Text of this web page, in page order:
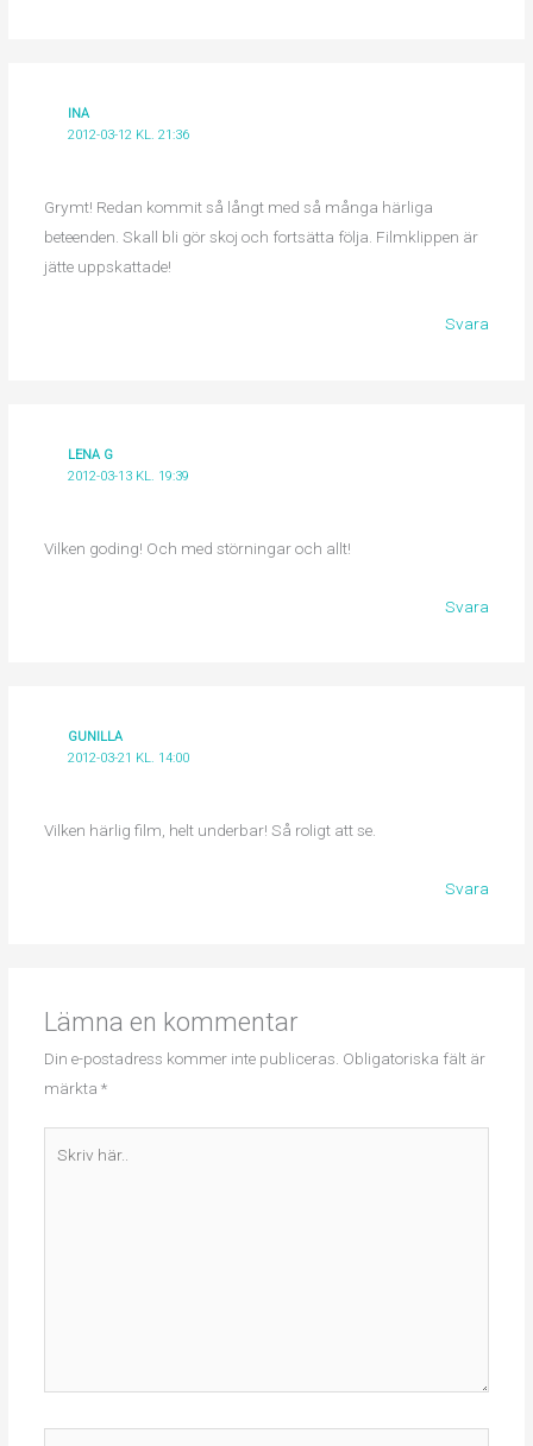
INA
2012-03-12 KL. 21:36
Grymt! Redan kommit så långt med så många härliga
beteenden. Skall bli gör skoj och fortsätta följa. Filmklippen är
jätte uppskattade!
Svara
LENA G
2012-03-13 KL. 19:39
Vilken goding! Och med störningar och allt!
Svara
GUNILLA
2012-03-21 KL. 14:00
Vilken härlig film, helt underbar! Så roligt att se.
Svara
Lämna en kommentar
Din e-postadress kommer inte publiceras. Obligatoriska fält är
märkta *